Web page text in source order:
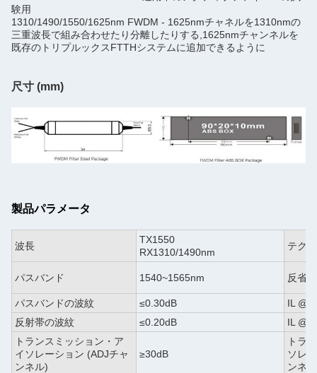
験用
1310/1490/1550/1625nm FWDM - 1625nmチャネルを1310nmの
三重波長で組み合わせたり分離したりする,1625nmチャンネルを
既存のトリプルックスFTTHシステムに追加できるように
尺寸 (mm)
製品パラメータ
波長
TX1550
RX1310/1490nm
テク
パスバンド 1540~1565nm 反省
パスバンドの波紋 ≤0.30dB
IL @
反射帯の波紋
≤0.20dB
IL
トランスミッション・ア
イソレーション (ADJチャ
ンネル)
≥30dB
トラ
ソレ
ンネ